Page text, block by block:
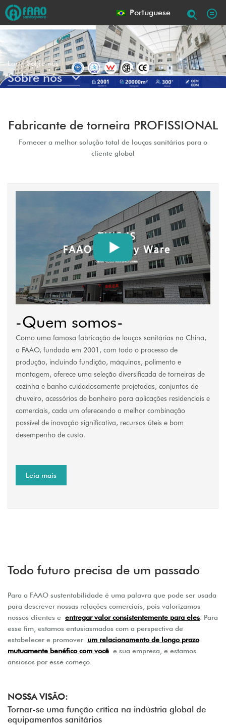
Portuguese
Lar Sobre nós
Sobre nós
Fabricante de torneira PROFISSIONAL
Fornecer a melhor solução total de louças sanitárias para o
cliente global
-Quem somos-
Como uma famosa fabricação de louças sanitárias na China,
a FAAO, fundada em 2001, com todo o processo de
produção, incluindo fundição, máquinas, polimento e
montagem, oferece uma seleção diversificada de torneiras de
cozinha e banho cuidadosamente projetadas, conjuntos de
chuveiro, acessórios de banheiro para aplicações residenciais e
comerciais, cada um oferecendo a melhor combinação
possível de inovação significativa, recursos úteis e bom
desempenho de custo.
Leia mais
Todo futuro precisa de um passado
Para a FAAO sustentabilidade é uma palavra que pode ser usada
para descrever nossas relações comerciais, pois valorizamos
nossos clientes e entregar valor consistentemente para eles . Para
esse fim, estamos entusiasmados com a perspectiva de
estabelecer e promover um relacionamento de longo prazo
mutuamente benéfico com você e sua empresa, e estamos
ansiosos por esse começo.
NOSSA VISÃO:
Tornar-se uma função crítica na indústria global de
equipamentos sanitários